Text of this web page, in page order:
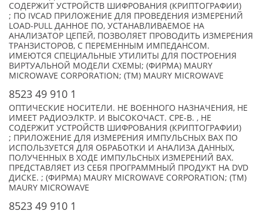
СОДЕРЖИТ УСТРОЙСТВ ШИФРОВАНИЯ (КРИПТОГРАФИИ)
; ПО IVCAD ПРИЛОЖЕНИЕ ДЛЯ ПРОВЕДЕНИЯ ИЗМЕРЕНИЙ
LOAD-PULL ДАННОЕ ПО, УСТАНАВЛИВАЕМОЕ НА
АНАЛИЗАТОР ЦЕПЕЙ, ПОЗВОЛЯЕТ ПРОВОДИТЬ ИЗМЕРЕНИЯ
ТРАНЗИСТОРОВ, С ПЕРЕМЕННЫМ ИМПЕДАНСОМ.
ИМЕЮТСЯ СПЕЦИАЛЬНЫЕ УТИЛИТЫ ДЛЯ ПОСТРОЕНИЯ
ВИРТУАЛЬНОЙ МОДЕЛИ СХЕМЫ; (ФИРМА) MAURY
MICROWAVE CORPORATION; (TM) MAURY MICROWAVE
8523 49 910 1
ОПТИЧЕСКИЕ НОСИТЕЛИ. НЕ ВОЕННОГО НАЗНАЧЕНИЯ, НЕ
ИМЕЕТ РАДИОЭЛКТР. И ВЫСОКОЧАСТ. СРЕ-В. , НЕ
СОДЕРЖИТ УСТРОЙСТВ ШИФРОВАНИЯ (КРИПТОГРАФИИ)
; ПРИЛОЖЕНИЕ ДЛЯ ИЗМЕРЕНИЯ ИМПУЛЬСНЫХ ВАХ ПО
ИСПОЛЬЗУЕТСЯ ДЛЯ ОБРАБОТКИ И АНАЛИЗА ДАННЫХ,
ПОЛУЧЕННЫХ В ХОДЕ ИМПУЛЬСНЫХ ИЗМЕРЕНИЙ ВАХ.
ПРЕДСТАВЛЯЕТ ИЗ СЕБЯ ПРОГРАММНЫЙ ПРОДУКТ НА DVD
ДИСКЕ. ; (ФИРМА) MAURY MICROWAVE CORPORATION; (TM)
MAURY MICROWAVE
8523 49 910 1